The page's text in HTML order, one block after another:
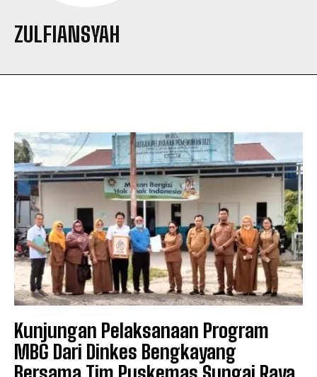
ZULFIANSYAH
Kunjungan Pelaksanaan Program
MBG Dari Dinkes Bengkayang